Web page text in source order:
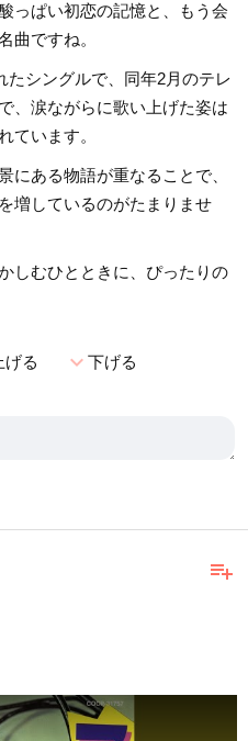
っぱい初恋の記憶と、もう会
曲ですね。
たシングルで、同年2月のテレ
、涙ながらに歌い上げた姿は
ています。
にある物語が重なることで、
増しているのがたまりませ
しむひとときに、ぴったりの
げる expand_more下げる
playlist_add